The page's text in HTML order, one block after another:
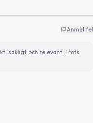
Anmäl fel
sakligt och relevant. Trots